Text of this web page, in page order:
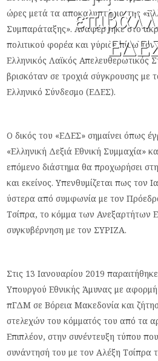
ώρες μετά τα αποκαλυπτήρια της
Συμπαράταξης». Αναφέρθηκε στο
πολιτικού φορέα και γύρισε πίσω
Ελληνικός Λαϊκός Απελευθερωτικός
βρισκόταν σε τροχιά σύγκρουσης με
Ελληνικό Σύνδεσμο (ΕΔΕΣ).
Ο δικός του «ΕΔΕΣ» σημαίνει όπως
«Ελληνική Δεξιά Εθνική Συμμαχία»
επόμενο διάστημα θα προχωρήσει
και εκείνος. Υπενθυμίζεται πως τον
ύστερα από συμφωνία με τον
Τσίπρα, το κόμμα των Ανεξαρτήτων
συγκυβέρνηση με τον ΣΥΡΙΖΑ.
Στις 13 Ιανουαρίου 2019
Υπουργού Εθνικής Άμυνας με
πΓΔΜ σε Βόρεια Μακεδονία και
στελεχών του κόμματός του από τα
Επιπλέον, στην συνέντευξη τύπου
συνάντησή του με τον Αλέξη Τσίπρα